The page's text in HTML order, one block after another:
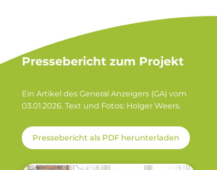
Pressebericht zum Projekt
Ein Artikel des General Anzeigers (GA) vom
03.01.2026. Text und Fotos: Holger Weers.
Pressebericht als PDF herunterladen